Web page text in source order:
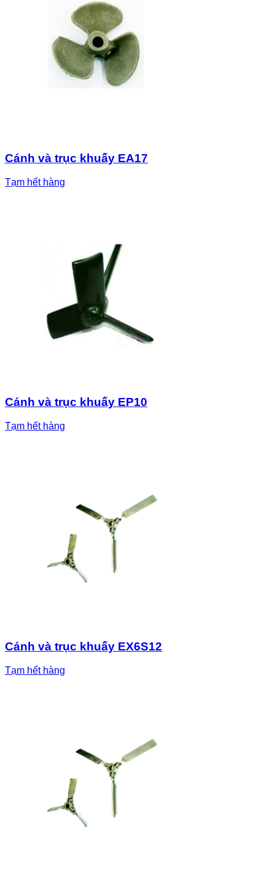
Cánh và trục khuấy EA17
Tạm hết hàng
Cánh và trục khuấy EP10
Tạm hết hàng
Cánh và trục khuấy EX6S12
Tạm hết hàng